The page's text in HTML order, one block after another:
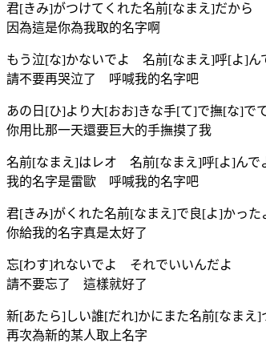
君[きみ]がつけてくれた名前[なまえ]だから
因為這是你為我取的名字啊
もう泣[な]かないでよ 名前[なまえ]呼[よ]ん
請不要再哭泣了 呼喊我的名字吧
あの日[ひ]より大[おお]きな手[て]で撫[な]で
你用比那一天還要巨大的手撫摸了我
名前[なまえ]はレオ 名前[なまえ]呼[よ]んで
我的名字是雷歐 呼喊我的名字吧
君[きみ]がくれた名前[なまえ]で良[よ]かった
你給我的名字真是太好了
忘[わす]れないでよ それでいいんだよ
請不要忘了 這樣就好了
新[あたら]しい誰[だれ]かにまた名前[なまえ]
再次為新的某人取上名字